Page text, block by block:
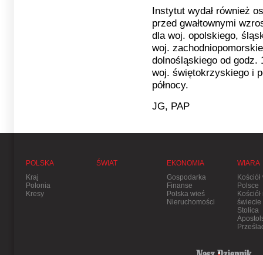
Instytut wydał również
przed gwałtownymi
dla woj. opolskiego,
woj.
dolnośląskiego od godz.
woj. świętokrzyskiego i
północy.
JG, PAP
POLSKA
Kraj
Polonia
Kresy
ŚWIAT
EKONOMIA
Gospodarka
Finanse
Polska wieś
Nieruchomości
WIARA
Kościół
Polsce
Kościół
świecie
Stolica